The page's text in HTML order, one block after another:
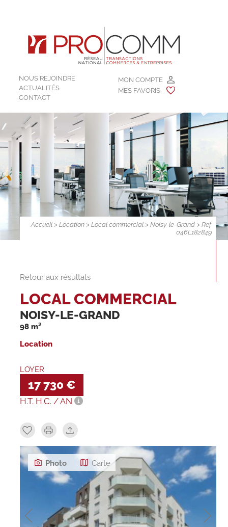
MON COMPTE
MES FAVORIS
NOUS REJOINDRE
ACTUALITÉS
CONTACT
Accueil >Location >Local commercial >Noisy-le-Grand > Ref.
046L182849
Retour aux résultats
Photo Carte
LOCAL COMMERCIAL
NOISY-LE-GRAND
98 m²
Location
LOYER
17 730 €
H.T. H.C. / AN